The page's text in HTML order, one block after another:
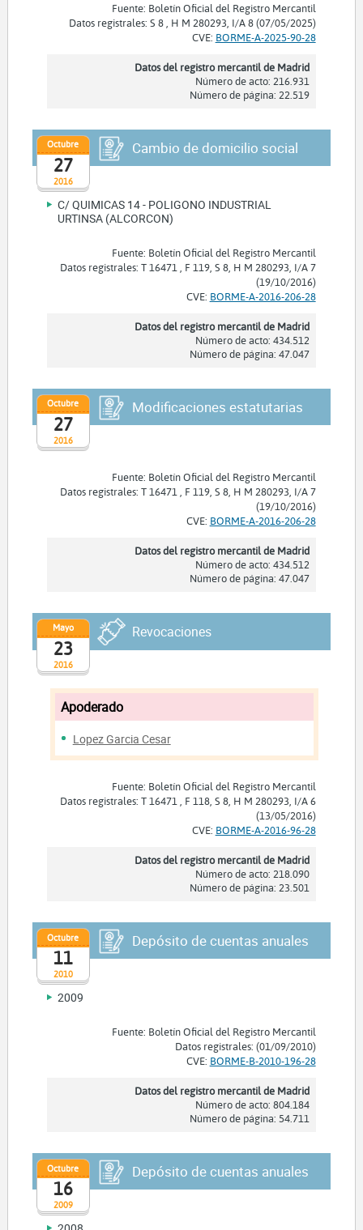
Fuente: Boletín Oficial del Registro Mercantil
Datos registrales: S 8 , H M 280293, I/A 8 (07/05/2025)
CVE: BORME-A-2025-90-28
Datos del registro mercantil de Madrid
Número de acto: 216.931
Número de página: 22.519
2016
Octubre
27
Cambio de domicilio social
C/ QUIMICAS 14 - POLIGONO INDUSTRIAL
URTINSA (ALCORCON)
Fuente: Boletín Oficial del Registro Mercantil
Datos registrales: T 16471 , F 119, S 8, H M 280293, I/A 7
(19/10/2016)
CVE: BORME-A-2016-206-28
Datos del registro mercantil de Madrid
Número de acto: 434.512
Número de página: 47.047
2016
Octubre
27
Modificaciones estatutarias
Fuente: Boletín Oficial del Registro Mercantil
Datos registrales: T 16471 , F 119, S 8, H M 280293, I/A 7
(19/10/2016)
CVE: BORME-A-2016-206-28
Datos del registro mercantil de Madrid
Número de acto: 434.512
Número de página: 47.047
2016
Mayo
23
Revocaciones
Apoderado
Lopez Garcia Cesar
Fuente: Boletín Oficial del Registro Mercantil
Datos registrales: T 16471 , F 118, S 8, H M 280293, I/A 6
(13/05/2016)
CVE: BORME-A-2016-96-28
Datos del registro mercantil de Madrid
Número de acto: 218.090
Número de página: 23.501
2010
Octubre
11
Depósito de cuentas anuales
2009
Fuente: Boletín Oficial del Registro Mercantil
Datos registrales: (01/09/2010)
CVE: BORME-B-2010-196-28
Datos del registro mercantil de Madrid
Número de acto: 804.184
Número de página: 54.711
2009
Octubre
16
Depósito de cuentas anuales